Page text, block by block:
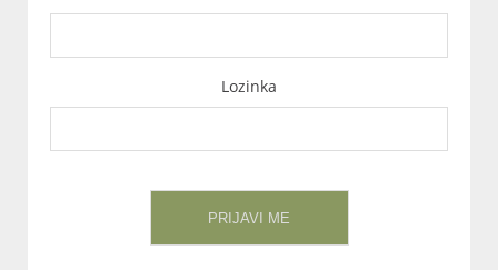
Lozinka